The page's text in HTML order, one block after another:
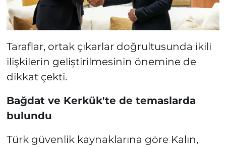
Taraflar, ortak çıkarlar doğrultusunda ikili
ilişkilerin geliştirilmesinin önemine de
dikkat çekti.
Bağdat ve Kerkük'te de temaslarda
bulundu
Türk güvenlik kaynaklarına göre Kalın,